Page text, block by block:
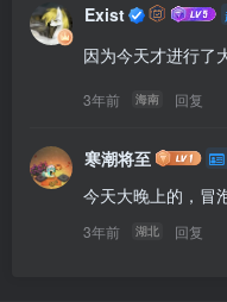
Exist
因为今天才进行了
3年前 海南 回复
寒潮将至
今天大晚上的，冒
3年前 湖北 回复